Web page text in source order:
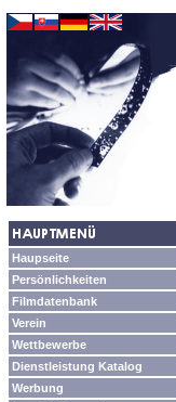
Haupseite
Persönlichkeiten
Filmdatenbank
Verein
Wettbewerbe
Dienstleistung Katalog
Werbung